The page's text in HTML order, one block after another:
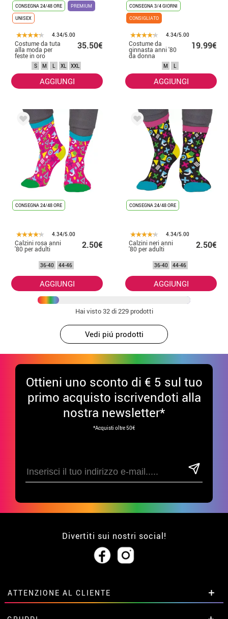
CONSEGNA 24/48 ORE
PREMIUM
UNISEX
4.34/5.00
Costume da tuta
alla moda per
feste in oro
metallizzato per
35.50€
S M L XL XXL
AGGIUNGI
CONSEGNA 3/4 GIORNI
CONSIGLIATO
4.34/5.00
Costume da
ginnasta anni '80
da donna
19.99€
M L
AGGIUNGI
CONSEGNA 24/48 ORE
4.34/5.00
Calzini rosa anni
'80 per adulti 2.50€
36-40 44-46
AGGIUNGI
CONSEGNA 24/48 ORE
4.34/5.00
Calzini neri anni
'80 per adulti 2.50€
36-40 44-46
AGGIUNGI
Hai visto32di 229 prodotti
Vedi piú prodotti
Ottieni uno sconto di € 5 sul tuo
primo acquisto iscrivendoti alla
nostra newsletter*
*Acquisti oltre 50€
Divertiti sui nostri social!
ATTENZIONE AL CLIENTE